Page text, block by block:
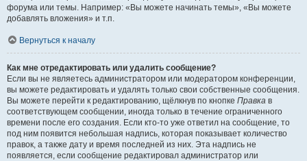
форума или темы. Например: «Вы можете начинать темы», «Вы можете
добавлять вложения» и т.п.
Вернуться к началу
Как мне отредактировать или удалить сообщение?
Если вы не являетесь администратором или модератором конференции,
вы можете редактировать и удалять только свои собственные сообщения.
Вы можете перейти к редактированию, щёлкнув по кнопке Правка в
соответствующем сообщении, иногда только в течение ограниченного
времени после его создания. Если кто-то уже ответил на сообщение, то
под ним появится небольшая надпись, которая показывает количество
правок, а также дату и время последней из них. Эта надпись не
появляется, если сообщение редактировал администратор или